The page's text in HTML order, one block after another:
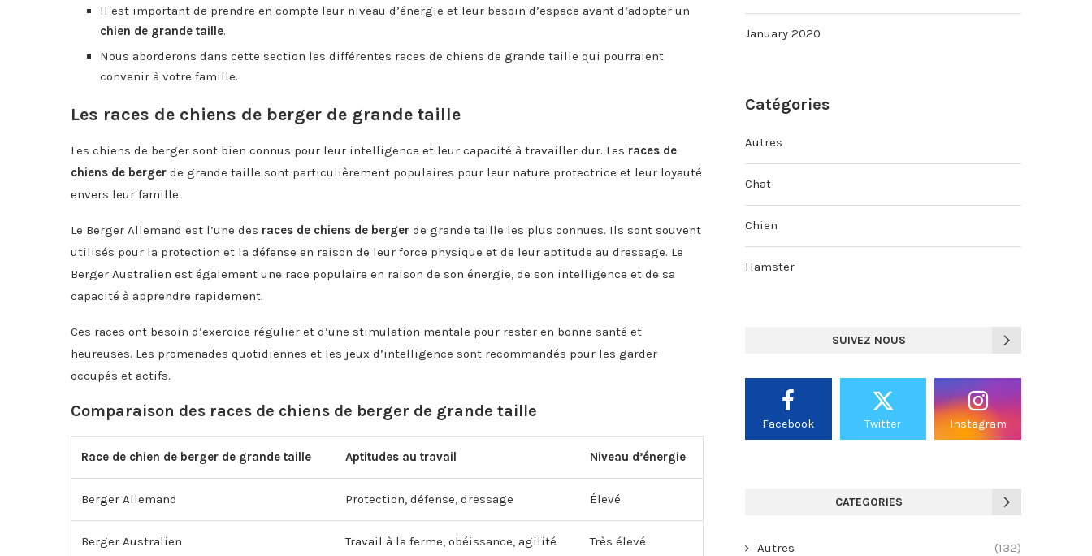
Il est important de prendre en compte leur niveau d’énergie et leur besoin d’espace avant d’adopter un
chien de grande taille.
Nous aborderons dans cette section les différentes races de chiens de grande taille qui pourraient
convenir à votre famille.
Les races de chiens de berger de grande taille
Les chiens de berger sont bien connus pour leur intelligence et leur capacité à travailler dur. Les races de
chiens de berger de grande taille sont particulièrement populaires pour leur nature protectrice et leur loyauté
envers leur famille.
Le Berger Allemand est l’une des races de chiens de berger de grande taille les plus connues. Ils sont souvent
utilisés pour la protection et la défense en raison de leur force physique et de leur aptitude au dressage. Le
Berger Australien est également une race populaire en raison de son énergie, de son intelligence et de sa
capacité à apprendre rapidement.
Ces races ont besoin d’exercice régulier et d’une stimulation mentale pour rester en bonne santé et
heureuses. Les promenades quotidiennes et les jeux d’intelligence sont recommandés pour les garder
occupés et actifs.
Comparaison des races de chiens de berger de grande taille
Race de chien de berger de grande taille Aptitudes au travail Niveau d’énergie
Berger Allemand Protection, défense, dressage Élevé
Berger Australien Travail à la ferme, obéissance, agilité Très élevé
January 2020
Catégories
Autres
Chat
Chien
Hamster
SUIVEZ NOUS
Facebook Twitter Instagram
CATEGORIES
Autres (132)